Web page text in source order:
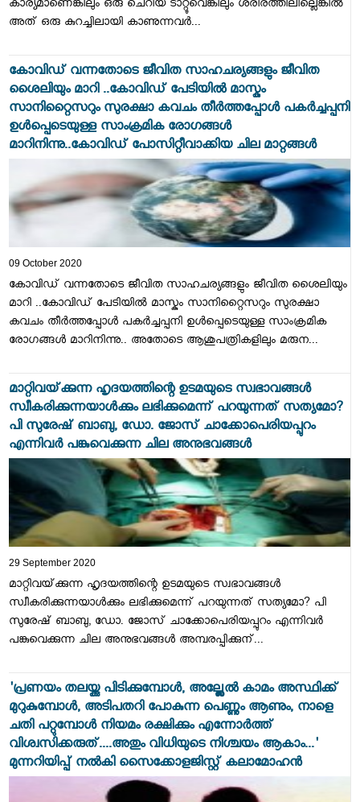
കാര്യമാണെങ്കിലും ഒരു ചെറിയ ടാറ്റൂവെങ്കിലും ശരീരത്തിലില്ലെങ്കിൽ
അത് ഒരു കുറച്ചിലായി കാണുന്നവർ...
കോവിഡ് വന്നതോടെ ജീവിത സാഹചര്യങ്ങളും ജീവിത
ശൈലിയും മാറി ..കോവിഡ് പേടിയിൽ മാസ്കും
സാനിറ്റൈസറും സുരക്ഷാ കവചം തീർത്തപ്പോൾ പകർച്ചപ്പനി
ഉൾപ്പെടെയുള്ള സാംക്രമിക രോഗങ്ങൾ
മാറിനിന്നു..കോവിഡ് പോസിറ്റീവാക്കിയ ചില മാറ്റങ്ങൾ
09 October 2020
കോവിഡ് വന്നതോടെ ജീവിത സാഹചര്യങ്ങളും ജീവിത ശൈലിയും
മാറി ..കോവിഡ് പേടിയിൽ മാസ്കും സാനിറ്റൈസറും സുരക്ഷാ
കവചം തീർത്തപ്പോൾ പകർച്ചപ്പനി ഉൾപ്പെടെയുള്ള സാംക്രമിക
രോഗങ്ങൾ മാറിനിന്നു.. അതോടെ ആശുപത്രികളിലും മരുന...
മാറ്റിവയ്‌ക്കുന്ന ഹൃദയത്തിന്റെ ഉടമയുടെ സ്വഭാവങ്ങൾ
സ്വീകരിക്കുന്നയാൾക്കും ലഭിക്കുമെന്ന് പറയുന്നത് സത്യമോ?
പി സുരേഷ് ബാബു, ഡോ. ജോസ് ചാക്കോപെരിയപ്പുറം
എന്നിവർ പങ്കുവെക്കുന്ന ചില അനുഭവങ്ങൾ
29 September 2020
മാറ്റിവയ്‌ക്കുന്ന ഹൃദയത്തിന്റെ ഉടമയുടെ സ്വഭാവങ്ങൾ
സ്വീകരിക്കുന്നയാൾക്കും ലഭിക്കുമെന്ന് പറയുന്നത് സത്യമോ? പി
സുരേഷ് ബാബു, ഡോ. ജോസ് ചാക്കോപെരിയപ്പുറം എന്നിവർ
പങ്കുവെക്കുന്ന ചില അനുഭവങ്ങൾ അമ്പരപ്പിക്കുന്...
'പ്രണയം തലയ്ക്കു പിടിക്കുമ്പോൾ, അല്ല്ലേൽ കാമം അസ്ഥിക്ക്
മുറുകുമ്പോൾ, അടിപതറി പോകുന്ന പെണ്ണും ആണും, നാളെ
ചതി പറ്റുമ്പോൾ നിയമം രക്ഷിക്കും എന്നോർത്ത്
വിശ്വസിക്കരുത്....അതും വിധിയുടെ നിശ്ചയം ആകാം...'
മുന്നറിയിപ്പ് നൽകി സൈക്കോളജിസ്റ്റ് കലാമോഹൻ